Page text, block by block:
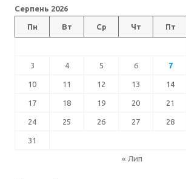
Серпень 2026
Пн Вт Ср Чт Пт
3 4 5 6 7
10 11 12 13 14
17 18 19 20 21
24 25 26 27 28
31
« Лип